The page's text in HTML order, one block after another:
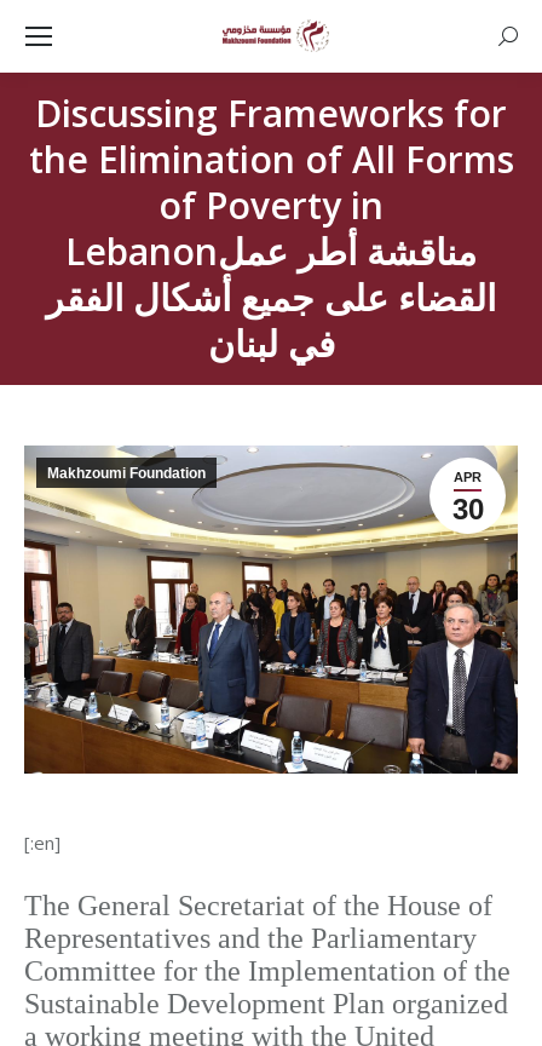
Discussing Frameworks for
the Elimination of All Forms
of Poverty in
Lebanonمناقشة أطر عمل
القضاء على جميع أشكال الفقر
في لبنان
APR
30
Makhzoumi Foundation
[:en]
The General Secretariat of the House of
Representatives and the Parliamentary
Committee for the Implementation of the
Sustainable Development Plan organized
a working meeting with the United